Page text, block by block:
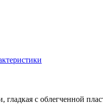
гладкая с облегченной